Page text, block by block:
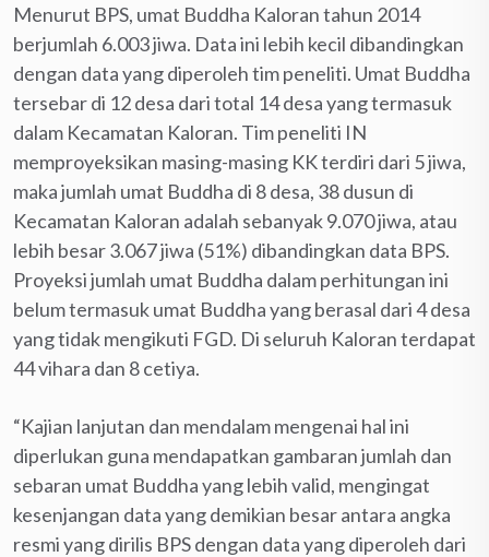
Menurut BPS, umat Buddha Kaloran tahun 2014
berjumlah 6.003 jiwa. Data ini lebih kecil dibandingkan
dengan data yang diperoleh tim peneliti. Umat Buddha
tersebar di 12 desa dari total 14 desa yang termasuk
dalam Kecamatan Kaloran. Tim peneliti IN
memproyeksikan masing-masing KK terdiri dari 5 jiwa,
maka jumlah umat Buddha di 8 desa, 38 dusun di
Kecamatan Kaloran adalah sebanyak 9.070 jiwa, atau
lebih besar 3.067 jiwa (51%) dibandingkan data BPS.
Proyeksi jumlah umat Buddha dalam perhitungan ini
belum termasuk umat Buddha yang berasal dari 4 desa
yang tidak mengikuti FGD. Di seluruh Kaloran terdapat
44 vihara dan 8 cetiya.
“Kajian lanjutan dan mendalam mengenai hal ini
diperlukan guna mendapatkan gambaran jumlah dan
sebaran umat Buddha yang lebih valid, mengingat
kesenjangan data yang demikian besar antara angka
resmi yang dirilis BPS dengan data yang diperoleh dari